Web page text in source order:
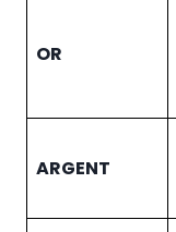
OR
ARGENT